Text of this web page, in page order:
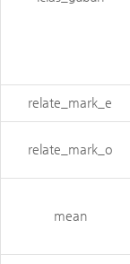
relate_mark_e
relate_mark_o
mean